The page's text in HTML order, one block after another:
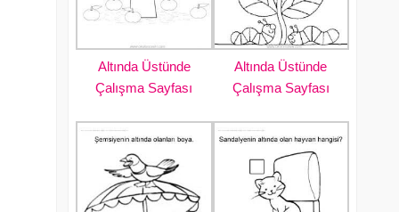
Altında Üstünde
Çalışma Sayfası
Altında Üstünde
Çalışma Sayfası